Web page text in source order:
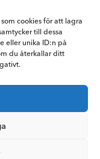
cookies för att lagra
till dessa
eller unika ID:n på
du återkallar ditt